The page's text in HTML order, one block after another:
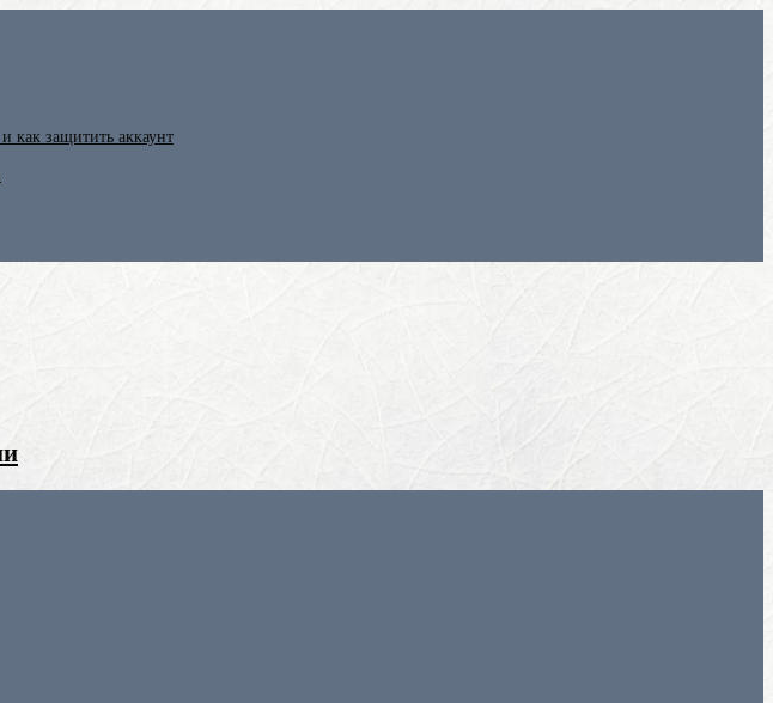
как защитить аккаунт